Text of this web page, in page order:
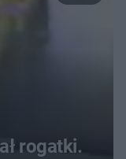
rogatki.